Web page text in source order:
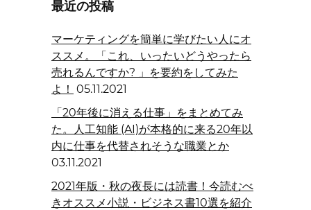
最近の投稿
マーケティングを簡単に学びたい人にオ
ススメ。「これ、いったいどうやったら
売れるんですか? 」を要約をしてみた
よ！ 05.11.2021
「20年後に消える仕事」をまとめてみ
た。人工知能 (AI)が本格的に来る20年以
内に仕事を代替されそうな職業とか
03.11.2021
2021年版・秋の夜長には読書！今読むべ
きオススメ小説・ビジネス書10選を紹介